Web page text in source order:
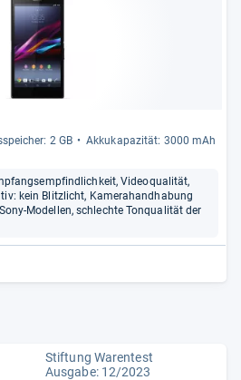
2 GB Akku­ka­pa­zi­tät: 3000 mAh
Videoqualität,
kein Blitzlicht, Kamerahandhabung
Modellen, schlechte Tonqualität der
Stiftung Warentest
Ausgabe: 12/2023